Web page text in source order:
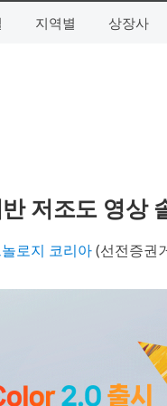
지역별 상장사
저조도 영상
로지 코리아(선전증권